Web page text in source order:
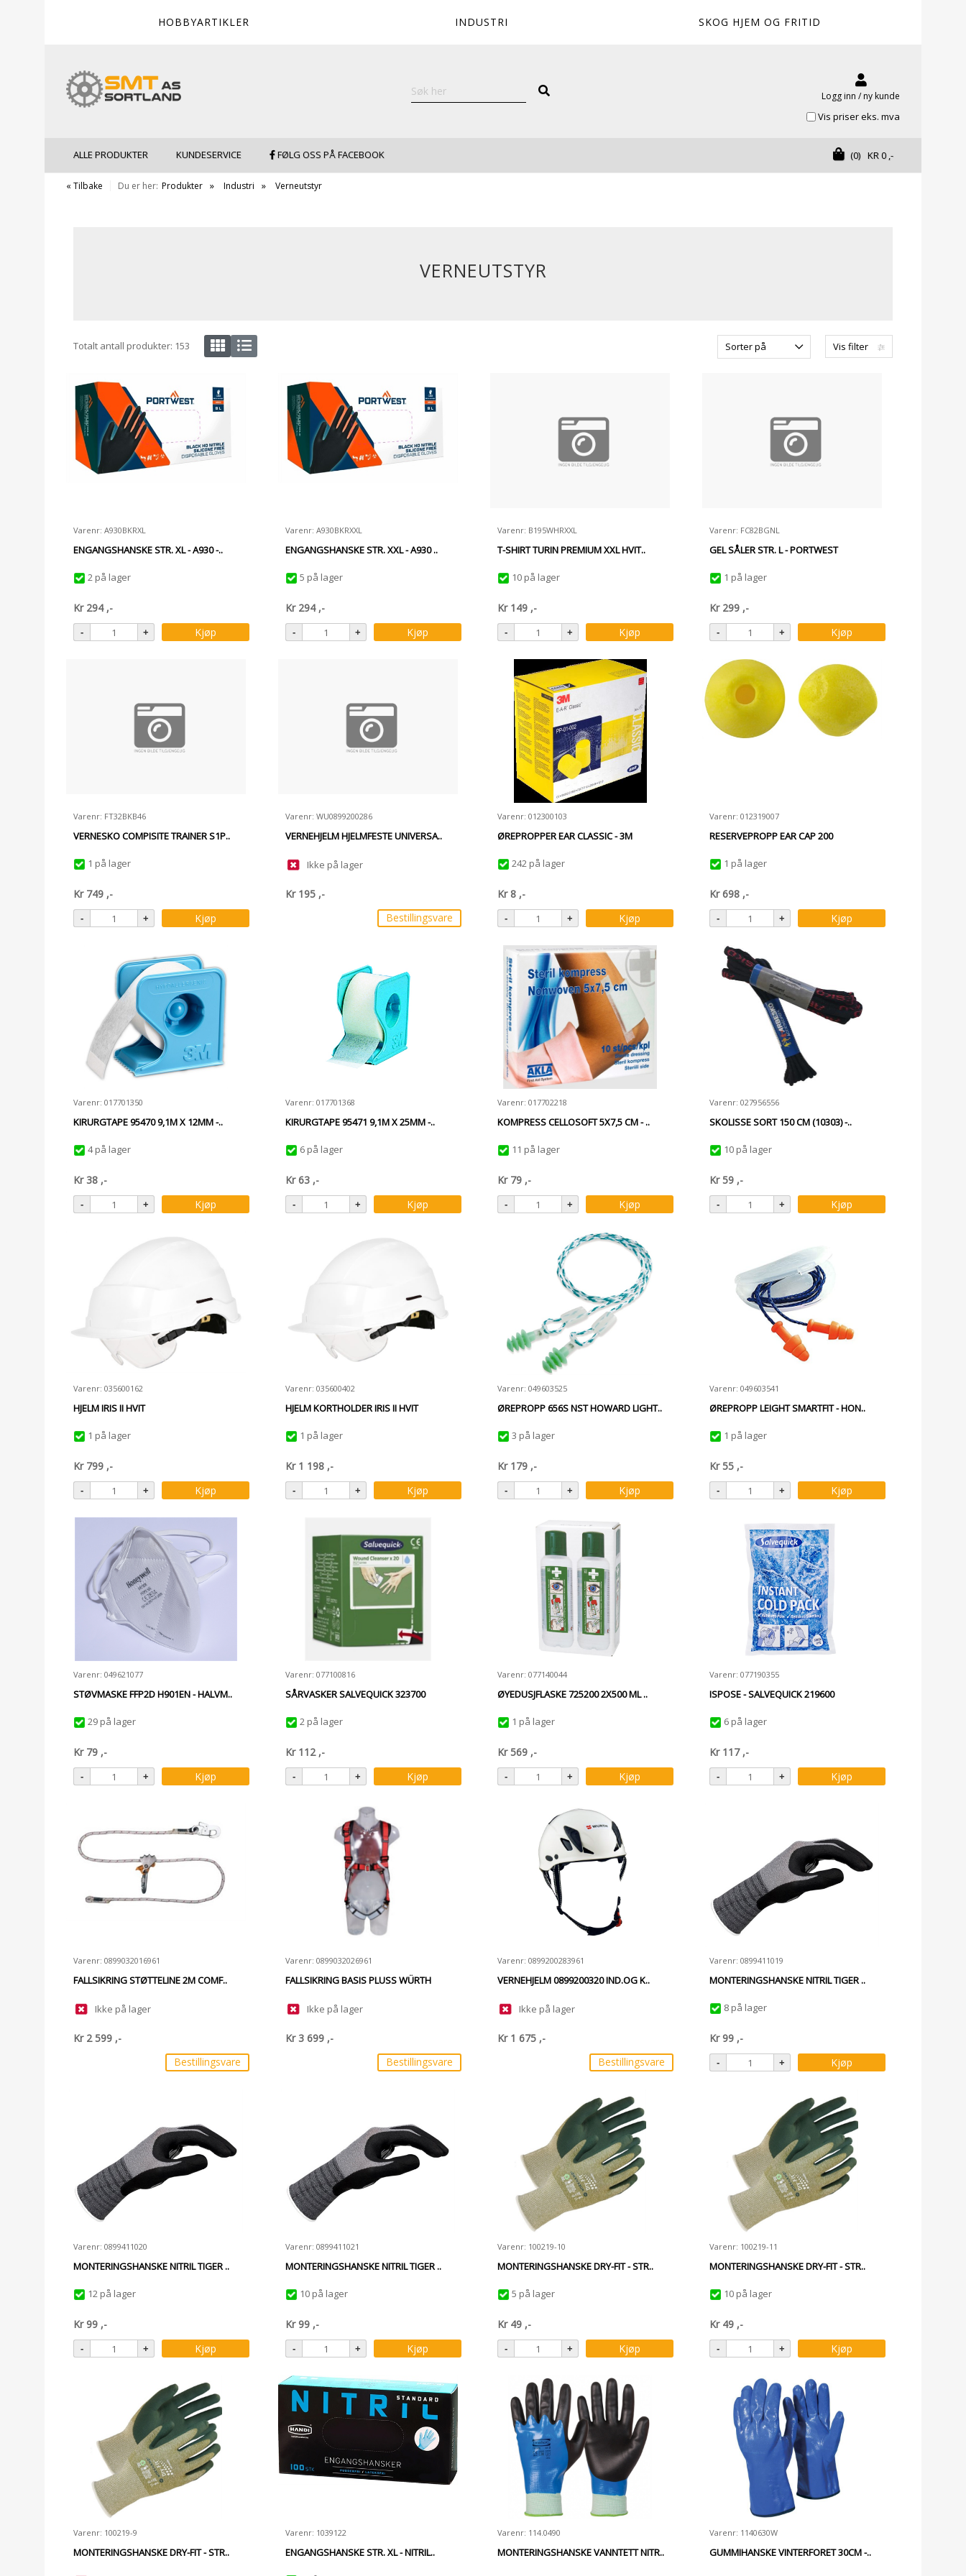
HOBBYARTIKLER INDUSTRI SKOG HJEM OG FRITID
Logg inn / ny kunde
Vis priser eks. mva
ALLE PRODUKTER KUNDESERVICE FØLG OSS PÅ FACEBOOK KR0,-
(0)
« Tilbake Du er her: Produkter Industri Verneutstyr
VERNEUTSTYR
Totalt antall produkter: 153 Vis filter
Sorter på
Varenr: A930BKRXL
ENGANGSHANSKE STR. XL - A930 -..
2 på lager
Kr 294 ,-
Kjøp
Varenr: A930BKRXXL
ENGANGSHANSKE STR. XXL - A930 ..
5 på lager
Kr 294 ,-
Kjøp
Varenr: B195WHRXXL
T-SHIRT TURIN PREMIUM XXL HVIT..
10 på lager
Kr 149 ,-
Kjøp
Varenr: FC82BGNL
GEL SÅLER STR. L - PORTWEST
1 på lager
Kr 299 ,-
Kjøp
Varenr: FT32BKB46
VERNESKO COMPISITE TRAINER S1P..
1 på lager
Kr 749 ,-
Kjøp
Varenr: WU0899200286
VERNEHJELM HJELMFESTE UNIVERSA..
Ikke på lager
Kr 195 ,-
Bestillingsvare
Varenr: 012300103
ØREPROPPER EAR CLASSIC - 3M
242 på lager
Kr 8 ,-
Kjøp
Varenr: 012319007
RESERVEPROPP EAR CAP 200
1 på lager
Kr698 ,-
Kjøp
Varenr: 017701350
KIRURGTAPE 95470 9,1M X 12MM -..
4 på lager
Kr38 ,-
Kjøp
Varenr: 017701368
KIRURGTAPE 95471 9,1M X 25MM -..
6 på lager
Kr63 ,-
Kjøp
Varenr: 017702218
KOMPRESS CELLOSOFT 5X7,5 CM - ..
11 på lager
Kr 79 ,-
Kjøp
Varenr: 027956556
SKOLISSE SORT 150 CM (10303) -..
10 på lager
Kr59 ,-
Kjøp
Varenr: 035600162
HJELM IRIS II HVIT
1 på lager
Kr 799 ,-
Kjøp
Varenr: 035600402
HJELM KORTHOLDER IRIS II HVIT
1 på lager
Kr 1 198 ,-
Kjøp
Varenr: 049603525
ØREPROPP 656S NST HOWARD LIGHT..
3 på lager
Kr 179 ,-
Kjøp
Varenr: 049603541
ØREPROPP LEIGHT SMARTFIT - HON..
1 på lager
Kr55 ,-
Kjøp
Varenr: 049621077
STØVMASKE FFP2D H901EN - HALVM..
29 på lager
Kr 79 ,-
Kjøp
Varenr: 077100816
SÅRVASKER SALVEQUICK 323700
2 på lager
Kr 112 ,-
Kjøp
Varenr: 077140044
ØYEDUSJFLASKE 725200 2X500 ML ..
1 på lager
Kr569 ,-
Kjøp
Varenr: 077190355
ISPOSE - SALVEQUICK 219600
6 på lager
Kr 117 ,-
Kjøp
Varenr: 0899032016961
FALLSIKRING STØTTELINE 2M COMF..
Ikke på lager
Kr 2 599 ,-
Bestillingsvare
Varenr: 0899032026961
FALLSIKRING BASIS PLUSS WÜRTH
Ikke på lager
Kr3 699 ,-
Bestillingsvare
Varenr: 0899200283961
VERNEHJELM 0899200320 IND.OG K..
Ikke på lager
Kr 1 675 ,-
Bestillingsvare
Varenr: 0899411019
MONTERINGSHANSKE NITRIL TIGER ..
8 på lager
Kr 99 ,-
Kjøp
Varenr: 0899411020
MONTERINGSHANSKE NITRIL TIGER ..
12 på lager
Kr 99 ,-
Kjøp
Varenr: 0899411021
MONTERINGSHANSKE NITRIL TIGER ..
10 på lager
Kr 99 ,-
Kjøp
Varenr: 100219-10
MONTERINGSHANSKE DRY-FIT - STR..
5 på lager
Kr 49 ,-
Kjøp
Varenr: 100219-11
MONTERINGSHANSKE DRY-FIT - STR..
10 på lager
Kr 49 ,-
Kjøp
Varenr: 100219-9
MONTERINGSHANSKE DRY-FIT - STR..
Varenr: 1039122
ENGANGSHANSKE STR. XL - NITRIL..
Varenr: 114.0490
MONTERINGSHANSKE VANNTETT NITR..
Varenr: 1140630W
GUMMIHANSKE VINTERFORET 30CM -..